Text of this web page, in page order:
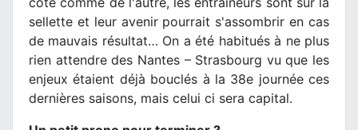
sellette et leur avenir pourrait s'assombrir en cas
de mauvais résultat… On a été habitués à ne plus
rien attendre des Nantes – Strasbourg vu que les
enjeux étaient déjà bouclés à la 38e journée ces
dernières saisons, mais celui ci sera capital.